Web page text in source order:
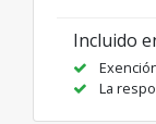
Incluido
La